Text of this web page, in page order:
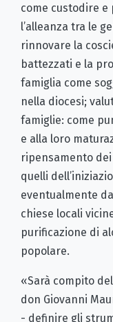
come custodire e
l’alleanza tra le
rinnovare la
battezzati e la
famiglia come
nella diocesi;
famiglie: come
e alla loro
ripensamento
quelli
eventualmente
chiese locali
purificazione di
popolare.
«Sarà compito
don Giovanni
- definire gli